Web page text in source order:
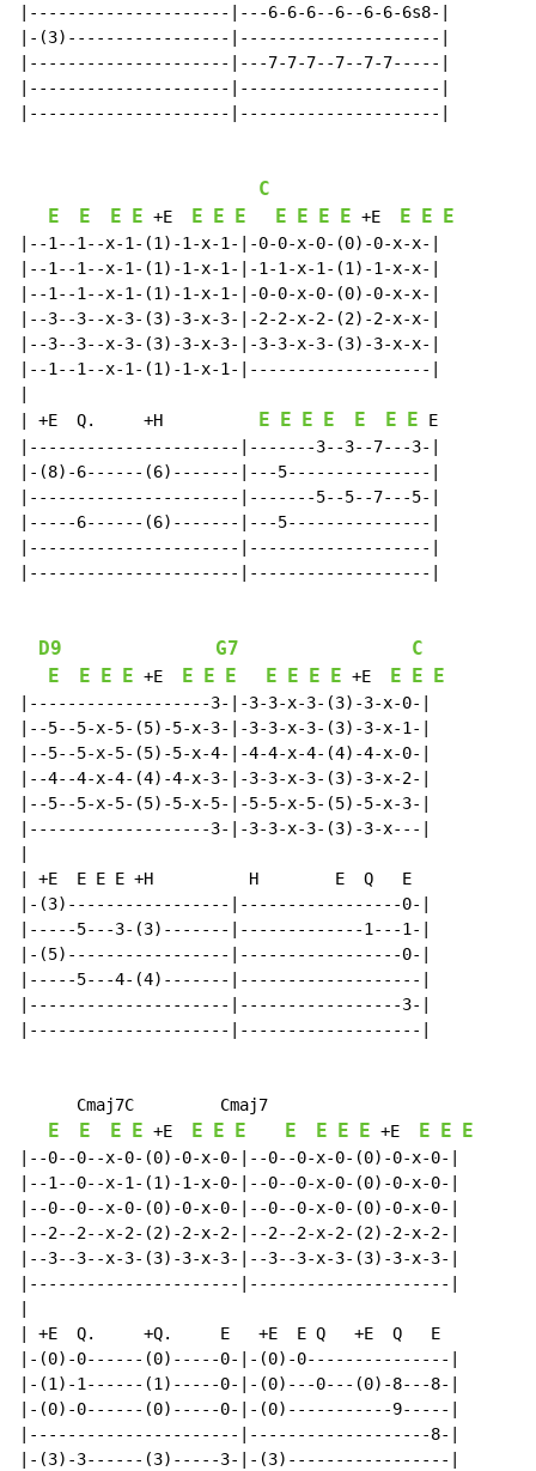
|---------------------|---6-6-6--6--6-6-6s8-|
|-(3)-----------------|---------------------|
|---------------------|---7-7-7--7--7-7-----|
|---------------------|---------------------|
|---------------------|---------------------|
C
E
E E E +E E E E E E E E +E E E E
|--1--1--x-1-(1)-1-x-1-|-0-0-x-0-(0)-0-x-x-|
|--1--1--x-1-(1)-1-x-1-|-1-1-x-1-(1)-1-x-x-|
|--1--1--x-1-(1)-1-x-1-|-0-0-x-0-(0)-0-x-x-|
|--3--3--x-3-(3)-3-x-3-|-2-2-x-2-(2)-2-x-x-|
|--3--3--x-3-(3)-3-x-3-|-3-3-x-3-(3)-3-x-x-|
|--1--1--x-1-(1)-1-x-1-|-------------------|
| +E  Q.     +H
E E E E E E E E
|----------------------|-------3--3--7---3-|
|-(8)-6------(6)-------|---5---------------|
|----------------------|-------5--5--7---5-|
|-----6------(6)-------|---5---------------|
|----------------------|-------------------|
|----------------------|-------------------|
D9 G7
C
E
E E E +E E E E E E E E +E E E E
|-------------------3-|-3-3-x-3-(3)-3-x-0-|
|--5--5-x-5-(5)-5-x-3-|-3-3-x-3-(3)-3-x-1-|
|--5--5-x-5-(5)-5-x-4-|-4-4-x-4-(4)-4-x-0-|
|--4--4-x-4-(4)-4-x-3-|-3-3-x-3-(3)-3-x-2-|
|--5--5-x-5-(5)-5-x-5-|-5-5-x-5-(5)-5-x-3-|
|-------------------3-|-3-3-x-3-(3)-3-x---|
| +E  E E E +H          H        E  Q   E
|-(3)-----------------|-----------------0-|
|-----5---3-(3)-------|-------------1---1-|
|-(5)-----------------|-----------------0-|
|-----5---4-(4)-------|-------------------|
|---------------------|-----------------3-|
|---------------------|-------------------|
      Cmaj7C         Cmaj7
E E E E +E E E E E E E E +E E E E
|--0--0--x-0-(0)-0-x-0-|--0--0-x-0-(0)-0-x-0-|
|--1--0--x-1-(1)-1-x-0-|--0--0-x-0-(0)-0-x-0-|
|--0--0--x-0-(0)-0-x-0-|--0--0-x-0-(0)-0-x-0-|
|--2--2--x-2-(2)-2-x-2-|--2--2-x-2-(2)-2-x-2-|
|--3--3--x-3-(3)-3-x-3-|--3--3-x-3-(3)-3-x-3-|
|----------------------|---------------------|
| +E  Q.     +Q.     E   +E  E Q   +E  Q   E
|-(0)-0------(0)-----0-|-(0)-0---------------|
|-(1)-1------(1)-----0-|-(0)---0---(0)-8---8-|
|-(0)-0------(0)-----0-|-(0)-----------9-----|
|----------------------|-------------------8-|
|-(3)-3------(3)-----3-|-(3)-----------------|